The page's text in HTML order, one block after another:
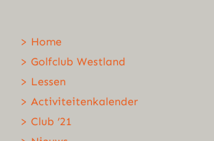
> Home
> Golfclub Westland
> Lessen
> Activiteitenkalender
> Club ’21